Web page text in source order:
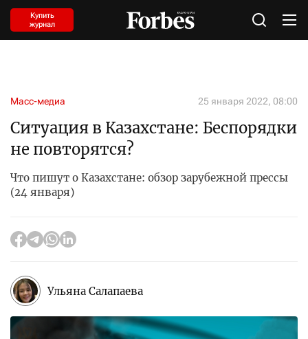
Купить
журнал
Масс-медиа 25 января 2022, 08:00
Ситуация в Казахстане: Беспорядки
не повторятся?
Что пишут о Казахстане: обзор зарубежной прессы
(24 января)
Ульяна Салапаева